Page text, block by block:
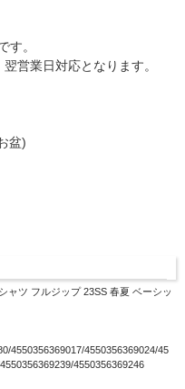
す。
営業日対応となります。
盆)
ャツ フルジップ 23SS 春夏 ベーシッ
4550356369017/4550356369024/45
4550356369246